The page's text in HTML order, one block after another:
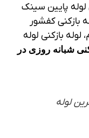
لوله پایین سینک
بازکنی کفشور
بازکنی لوله
شبانه روزی در
لوله